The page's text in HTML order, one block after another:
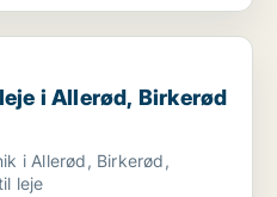
Birkerød eller Farum m.fl.
i Allerød, Birkerød
i Allerød, Birkerød,
leje